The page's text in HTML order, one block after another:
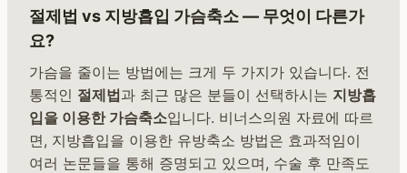
절제법 vs 지방흡입 가슴축소 — 무엇이 다른가
요?
가슴을 줄이는 방법에는 크게 두 가지가 있습니다. 전
통적인 절제법과 최근 많은 분들이 선택하시는 지방흡
입을 이용한 가슴축소입니다. 비너스의원 자료에 따르
면, 지방흡입을 이용한 유방축소 방법은 효과적임이
여러 논문들을 통해 증명되고 있으며, 수술 후 만족도